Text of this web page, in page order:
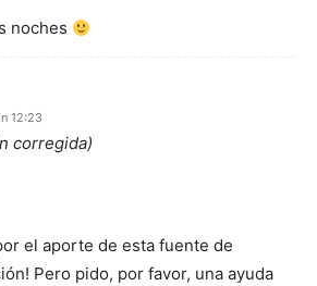
noches
12:23
corregida)
el aporte de esta fuente de
Pero pido, por favor, una ayuda